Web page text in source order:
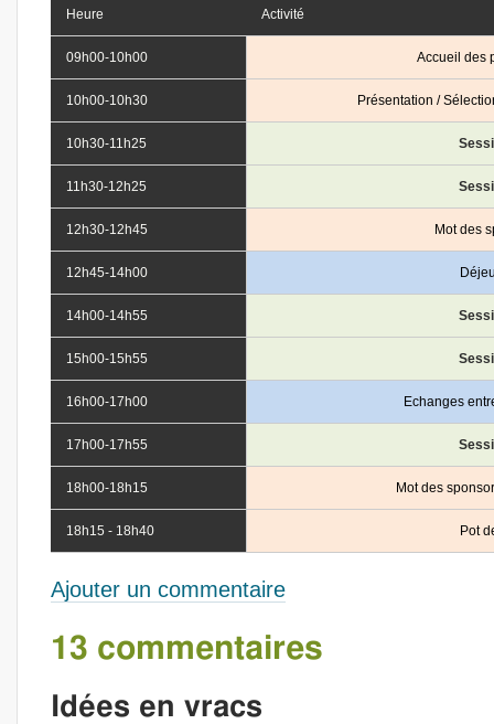
Heure Activité
09h00-10h00 Accueil des
10h00-10h30 Présentation /
10h30-11h25
11h30-12h25
12h30-12h45 Mot des
12h45-14h00
14h00-14h55
15h00-15h55
16h00-17h00 Echanges
17h00-17h55
18h00-18h15 Mot des
18h15 - 18h40 Pot
Ajouter un commentaire
13 commentaires
Idées en vracs